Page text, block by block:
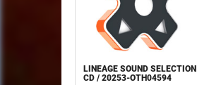
LINEAGE SOUND SELECTION
CD / 20253-OTH04594